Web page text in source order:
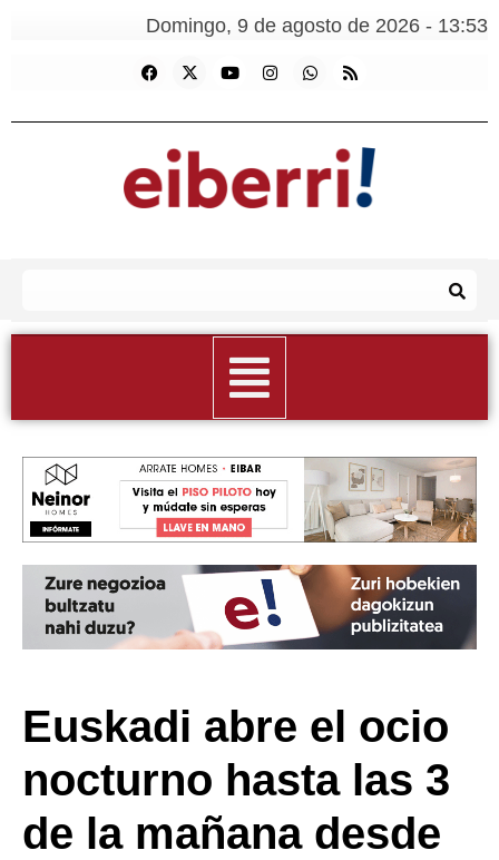
Domingo, 9 de agosto de 2026 - 13:53
Euskadi abre el ocio
nocturno hasta las 3
de la mañana desde